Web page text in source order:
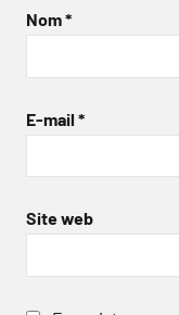
Nom*
E-mail *
Site web